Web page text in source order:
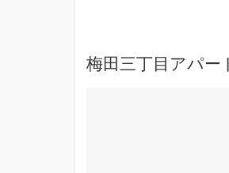
梅田三丁目アパー